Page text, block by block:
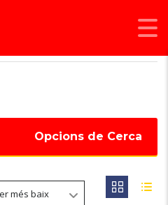
Opcions de Cerca
més baix